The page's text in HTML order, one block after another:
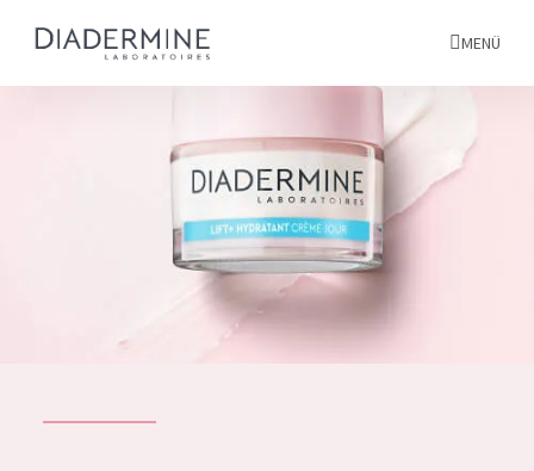
ALLE PRODUKTE
MENÜ